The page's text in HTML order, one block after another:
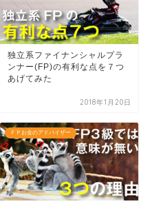
独立系ファイナンシャルプラ
ンナー(FP)の有利な点を７つ
あげてみた
2018年1月20日
ＦＰお金のアドバイザー